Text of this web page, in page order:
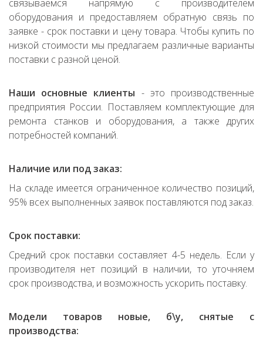
связываемся напрямую с производителем
оборудования и предоставляем обратную связь по
заявке - срок поставки и цену товара. Чтобы купить по
низкой стоимости мы предлагаем различные варианты
поставки с разной ценой.
Наши основные клиенты - это производственные
предприятия России. Поставляем комплектующие для
ремонта станков и оборудования, а также других
потребностей компаний.
Наличие или под заказ:
На складе имеется ограниченное количество позиций,
95% всех выполненных заявок поставляются под заказ.
Срок поставки:
Средний срок поставки составляет 4-5 недель. Если у
производителя нет позиций в наличии, то уточняем
срок производства, и возможность ускорить поставку.
Модели товаров новые, б\у, снятые с
производства: